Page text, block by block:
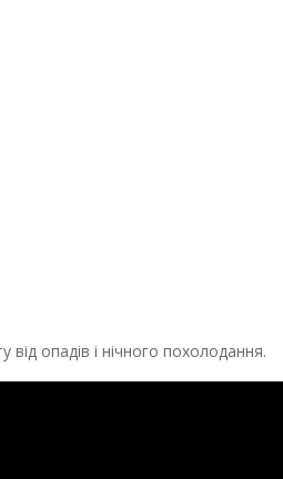
опадів і нічного похолодання.